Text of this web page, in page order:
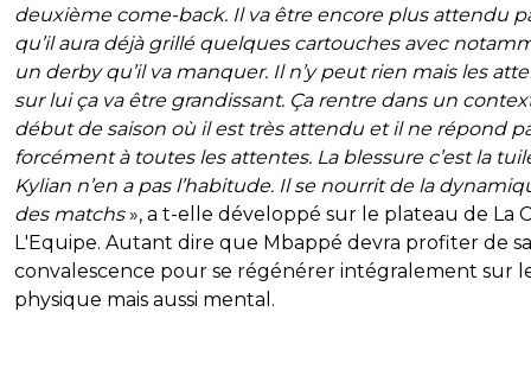
deuxième come-back. Il va être encore plus attendu
qu’il aura déjà grillé quelques cartouches avec
un derby qu’il va manquer. Il n’y peut rien mais les
sur lui ça va être grandissant. Ça rentre dans un
début de saison où il est très attendu et il ne répond
forcément à toutes les attentes. La blessure c’est la
Kylian n’en a pas l’habitude. Il se nourrit de la
des matchs», a t-elle développé sur le plateau de La
L'Equipe. Autant dire que Mbappé devra profiter de sa
convalescence pour se régénérer intégralement sur
physique mais aussi mental.